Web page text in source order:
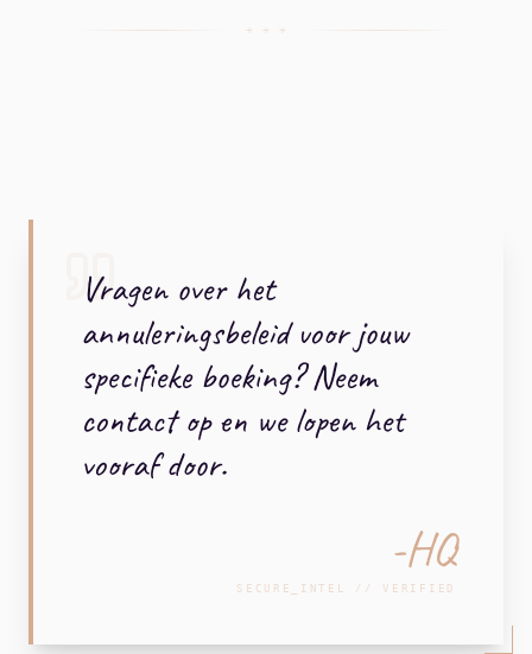
+ + +
Vragen over het
annuleringsbeleid voor jouw
specifieke boeking? Neem
contact op en we lopen het
vooraf door.
-HQ
SECURE_INTEL // VERIFIED